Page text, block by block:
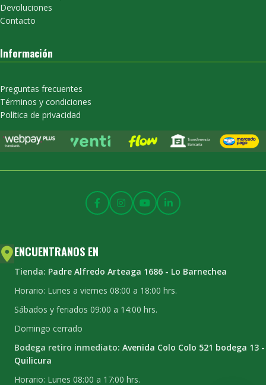
Devoluciones
Contacto
Información
Preguntas frecuentes
Términos y condiciones
Política de privacidad
ENCUENTRANOS EN
Tienda: Padre Alfredo Arteaga 1686 - Lo Barnechea
Horario: Lunes a viernes 08:00 a 18:00 hrs.
Sábados y feriados 09:00 a 14:00 hrs.
Domingo cerrado
Bodega retiro inmediato: Avenida Colo Colo 521 bodega 13 -
Quilicura
Horario: Lunes 08:00 a 17:00 hrs.